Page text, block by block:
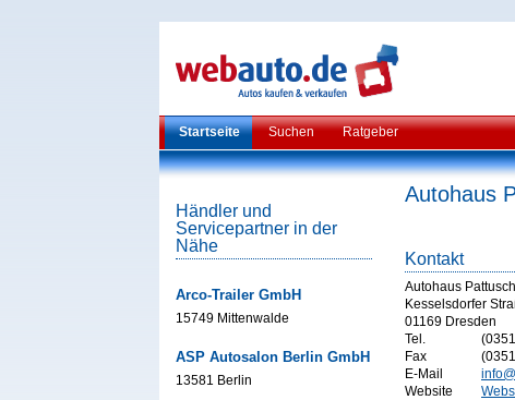
Startseite Suchen Ratgeber
Händler und
Servicepartner in der
Nähe
Arco-Trailer GmbH
15749 Mittenwalde
ASP Autosalon Berlin GmbH
13581 Berlin
Autohaus
Kontakt
Autohaus
Kesselsdorfer
01169 Dresden
Tel.
Fax
E-Mail
Website